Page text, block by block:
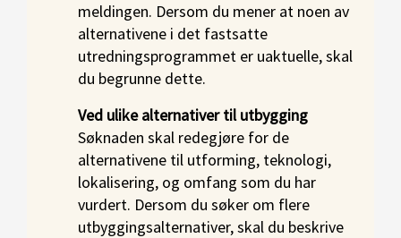
meldingen. Dersom du mener at noen av
alternativene i det fastsatte
utredningsprogrammet er uaktuelle, skal
du begrunne dette.
Ved ulike alternativer til utbygging
Søknaden skal redegjøre for de
alternativene til utforming, teknologi,
lokalisering, og omfang som du har
vurdert. Dersom du søker om flere
utbyggingsalternativer, skal du beskrive